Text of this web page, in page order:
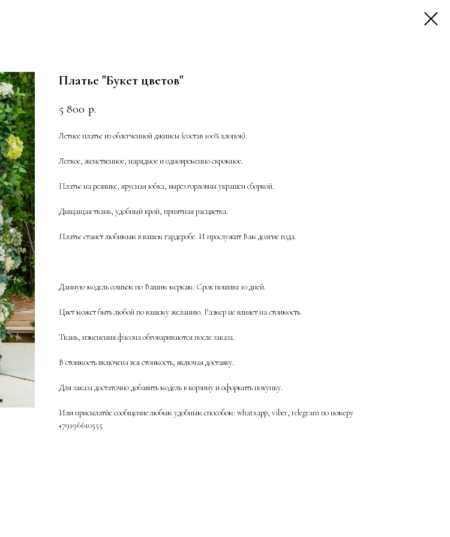
Платье "Букет цветов"
5 800 р.
Летнее платье из облегченной джинсы (состав 100% хлопок).
Легкое, женственное, нарядное и одновременно скромное.
Платье на резинке, ярусная юбка, вырез горловны украшен сборкой.
Дыщащая ткань, удобный крой, приятная расцветка.
Платье станет любимым в вашем гардеробе. И прослужит Вам долгие года.
Данную модель сошьем по Вашим меркам. Срок пошива 10 дней.
Цвет может быть любой по вашему желанию. Размер не влияет на стоимость.
Ткань, изменения фасона обговариваются после заказа.
В стоимость включена вся стоимость, включая доставку.
Для заказа достаточно добавить модель в корзину и оформить покупку.
Или присылатйе сообщение любым удобным способом: whatsapp, viber, telegram по номеру
+79196610555